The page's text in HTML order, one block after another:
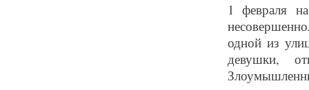
1 февраля
одной из
девушки,